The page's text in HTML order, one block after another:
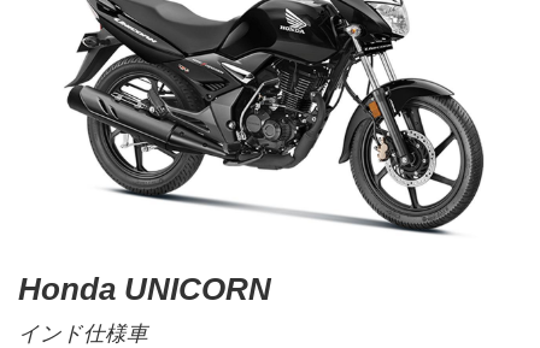
Honda UNICORN
インド仕様車